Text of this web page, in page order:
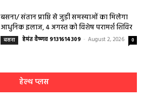
बसना/ संतान प्राप्ति से जुड़ी समस्याओं का मिलेगा
आधुनिक इलाज, 4 अगस्त को विशेष परामर्श शिविर
बसना हेमंत वैष्णव 9131614309 - August 2, 2026 0
हेल्थ प्लस